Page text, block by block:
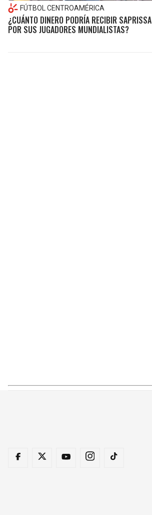
FÚTBOL CENTROAMÉRICA
¿CUÁNTO DINERO PODRÍA RECIBIR SAPRISSA
POR SUS JUGADORES MUNDIALISTAS?